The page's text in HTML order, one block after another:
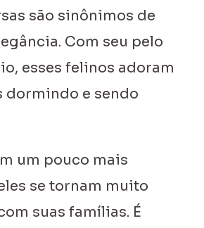
são sinônimos de
Com seu pelo
esses felinos adoram
dormindo e sendo
um pouco mais
se tornam muito
suas famílias. É